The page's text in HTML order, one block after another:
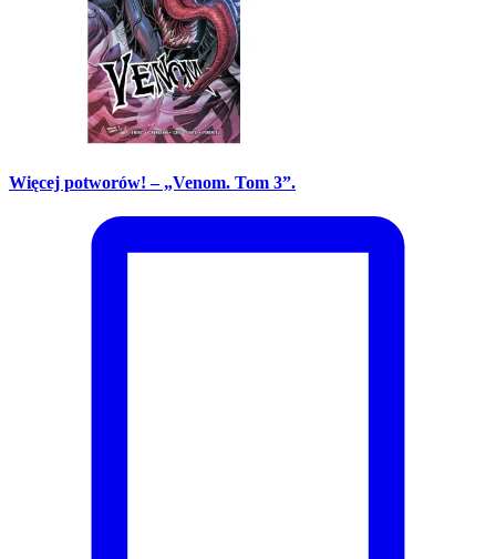
Więcej potworów! – „Venom. Tom 3”.